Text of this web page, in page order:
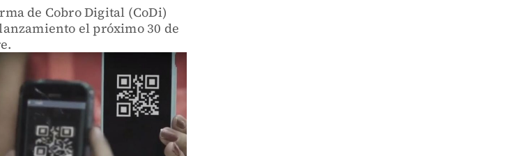
de Cobro Digital (CoDi)
el próximo 30 de